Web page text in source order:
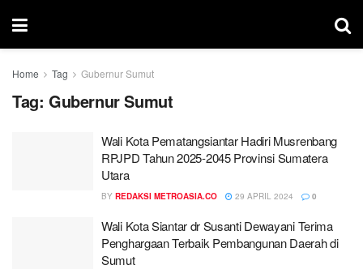
Home Tag Gubernur Sumut
Tag: Gubernur Sumut
Wali Kota Pematangsiantar Hadiri Musrenbang
RPJPD Tahun 2025-2045 Provinsi Sumatera
Utara
BY REDAKSI METROASIA.CO 29 APRIL 2024 0
Wali Kota Siantar dr Susanti Dewayani Terima
Penghargaan Terbaik Pembangunan Daerah di
Sumut